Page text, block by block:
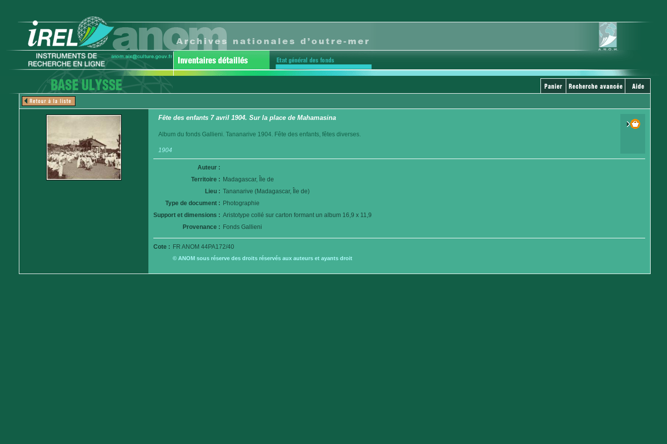
Fête des enfants 7 avril 1904. Sur la place de Mahamasina
Album du fonds Gallieni. Tananarive 1904. Fête des enfants, fêtes diverses.
1904
Auteur :
Territoire : Madagascar, Île de
Lieu : Tananarive (Madagascar, Île de)
Type de document : Photographie
Support et dimensions : Aristotype collé sur carton formant un album 16,9 x 11,9
Provenance : Fonds Gallieni
Cote : FR ANOM 44PA172/40
© ANOM sous réserve des droits réservés aux auteurs et ayants droit